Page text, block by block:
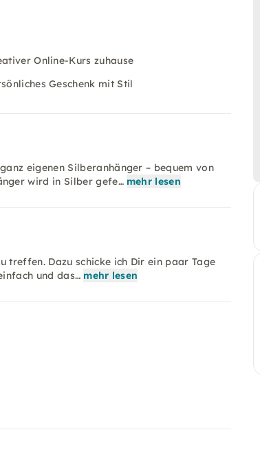
Online-Kurs zuhause
Geschenk mit Stil
eigenen Silberanhänger – bequem von
wird in Silber gefe… mehr lesen
treffen. Dazu schicke ich Dir ein paar Tage
und das… mehr lesen